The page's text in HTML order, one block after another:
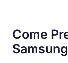
Come